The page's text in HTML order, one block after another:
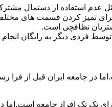
عدم استفاده از دستمال
برای تمیز کردن قسمت های
نظافچی است.
فردی دیگر به رایگان
در جامعه ایران قبل از فرا
تک تک افراد جامعه است.اما